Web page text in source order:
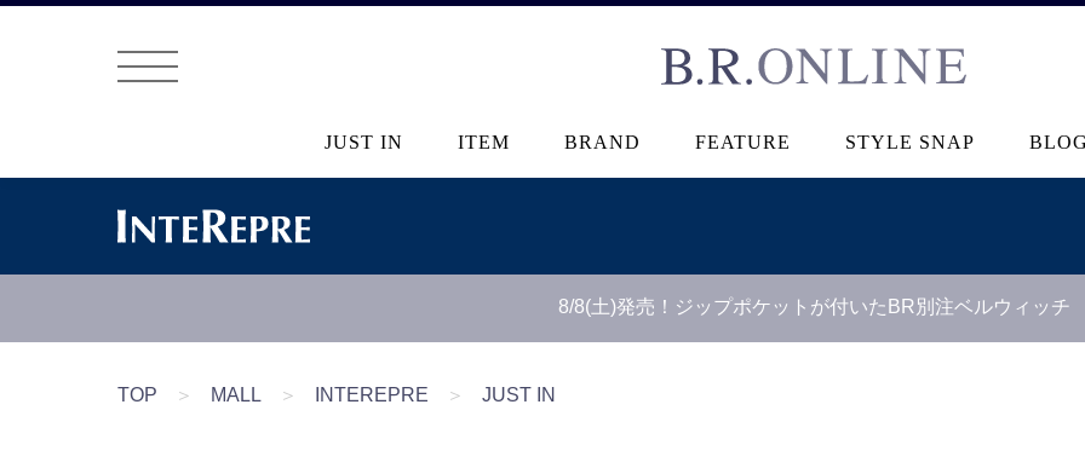
JUST IN ITEM BRAND FEATURE STYLE SNAP
【B.R.ONLINE】一部店舗の夏期休業期間とお盆期間による配
TOP ＞ MALL ＞ INTEREPRE ＞ JUST IN